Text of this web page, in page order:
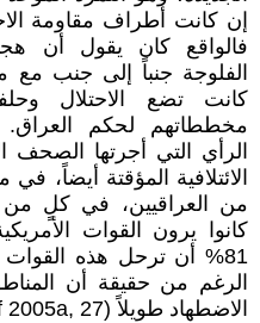
إن كانت أطراف مقاومة
فالواقع كان يقول أن
الفلوجة جنباً إلى جنب مع
كانت تضع الاحتلال
مخططاتهم لحكم
الرأي التي أجرتها الصحف
من العراقيين، في كلٍ من
كانوا يرون القوات
81% أن ترحل هذه
الرغم من حقيقة أن
الاضطهاد طويلاً (Alexander and Assaf 2005a, 27).